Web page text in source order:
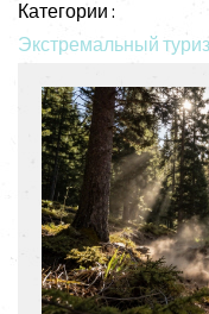
Категории :
Экстремальный